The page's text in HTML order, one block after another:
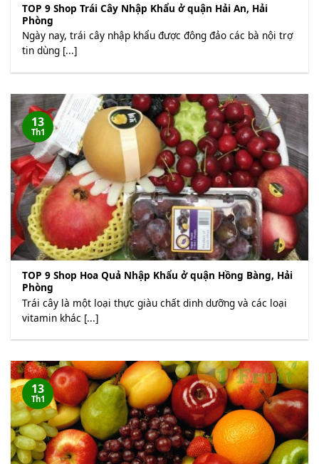
TOP 9 Shop Trái Cây Nhập Khẩu ở quận Hải An, Hải
Phòng
Ngày nay, trái cây nhập khẩu được đông đảo các bà nội trợ
tin dùng [...]
TOP 9 Shop Hoa Quả Nhập Khẩu ở quận Hồng Bàng, Hải
Phòng
Trái cây là một loại thực giàu chất dinh dưỡng và các loại
vitamin khác [...]
13
Th1
13
Th1